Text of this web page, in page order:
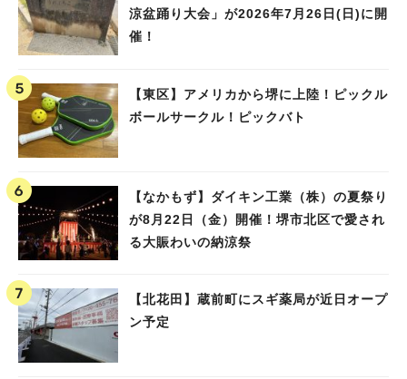
涼盆踊り大会」が2026年7月26日(日)に開
催！
【東区】アメリカから堺に上陸！ピックル
ボールサークル！ピックバト
【なかもず】ダイキン工業（株）の夏祭り
が8月22日（金）開催！堺市北区で愛され
る大賑わいの納涼祭
【北花田】蔵前町にスギ薬局が近日オープ
ン予定